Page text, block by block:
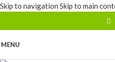
Skip to navigation Skip to main
MENU